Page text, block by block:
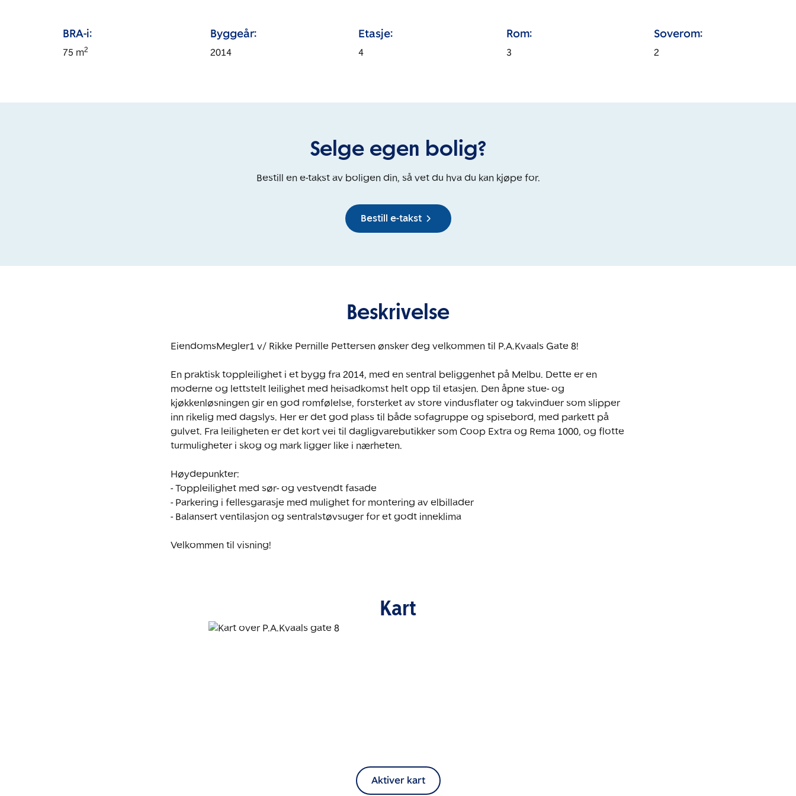
BRA-i:
75 m2
Byggeår:
2014
Etasje:
4
Rom:
3
Soverom:
2
Selge egen bolig?
Bestill en e-takst av boligen din, så vet du hva du kan kjøpe for.
Bestill e-takst
Beskrivelse
EiendomsMegler1 v/ Rikke Pernille Pettersen ønsker deg velkommen til P.A.Kvaals Gate 8!
En praktisk toppleilighet i et bygg fra 2014, med en sentral beliggenhet på Melbu. Dette er en
moderne og lettstelt leilighet med heisadkomst helt opp til etasjen. Den åpne stue- og
kjøkkenløsningen gir en god romfølelse, forsterket av store vindusflater og takvinduer som slipper
inn rikelig med dagslys. Her er det god plass til både sofagruppe og spisebord, med parkett på
gulvet. Fra leiligheten er det kort vei til dagligvarebutikker som Coop Extra og Rema 1000, og flotte
turmuligheter i skog og mark ligger like i nærheten.
Høydepunkter:
- Toppleilighet med sør- og vestvendt fasade
- Parkering i fellesgarasje med mulighet for montering av elbillader
- Balansert ventilasjon og sentralstøvsuger for et godt inneklima
Velkommen til visning!
Kart
Aktiver kart